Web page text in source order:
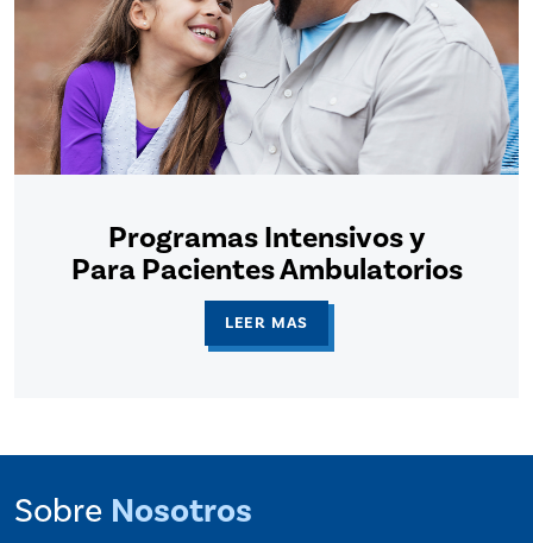
Programas Intensivos y
Para Pacientes Ambulatorios
LEER MAS
Sobre Nosotros